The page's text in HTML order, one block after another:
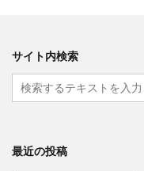
サイト内検索
最近の投稿